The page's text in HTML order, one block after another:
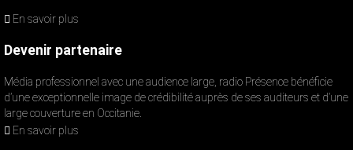
En savoir plus
Devenir partenaire
Média professionnel avec une audience large, radio Présence bénéficie
d’une exceptionnelle image de crédibilité auprès de ses auditeurs et d’une
large couverture en Occitanie.
En savoir plus